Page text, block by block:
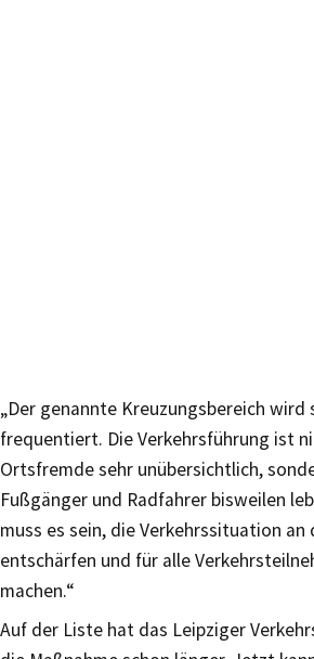
„Der genannte Kreuzungsbereich wird
frequentiert. Die Verkehrsführung ist
Ortsfremde sehr unübersichtlich,
Fußgänger und Radfahrer bisweilen
muss es sein, die Verkehrssituation an
entschärfen und für alle
machen.“
Auf der Liste hat das Leipziger